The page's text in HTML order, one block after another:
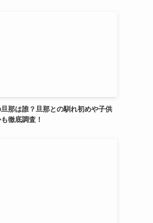
那は誰？旦那との馴れ初めや子供
徹底調査！